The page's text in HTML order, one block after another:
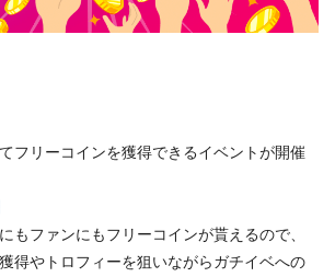
フリーコインを獲得できるイベントが開催
もファンにもフリーコインが貰えるので、
得やトロフィーを狙いながらガチイベへの